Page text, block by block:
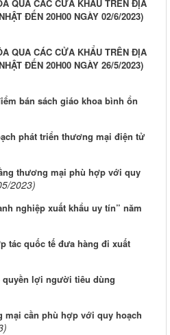
QUA CÁC CỬA KHẨU TRÊN ĐỊA
ĐẾN 20H00 NGÀY 02/6/2023)
QUA CÁC CỬA KHẨU TRÊN ĐỊA
ĐẾN 20H00 NGÀY 26/5/2023)
bán sách giáo khoa bình ổn
phát triển thương mại điện tử
thương mại phù hợp với quy
2023)
nghiệp xuất khẩu uy tín” năm
tác quốc tế đưa hàng đi xuất
quyền lợi người tiêu dùng
mại cần phù hợp với quy hoạch